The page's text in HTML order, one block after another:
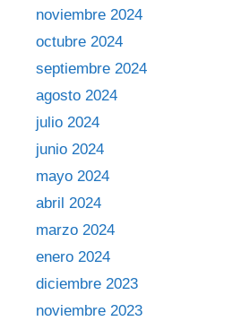
noviembre 2024
octubre 2024
septiembre 2024
agosto 2024
julio 2024
junio 2024
mayo 2024
abril 2024
marzo 2024
enero 2024
diciembre 2023
noviembre 2023